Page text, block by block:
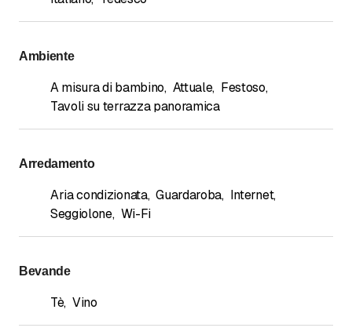
Ambiente
A misura di bambino, Attuale, Festoso,
Tavoli su terrazza panoramica
Arredamento
Aria condizionata, Guardaroba, Internet,
Seggiolone, Wi-Fi
Bevande
Tè, Vino